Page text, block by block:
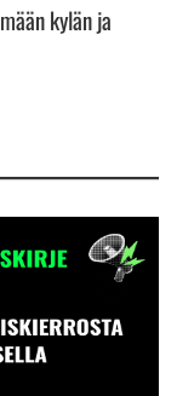
kylän ja